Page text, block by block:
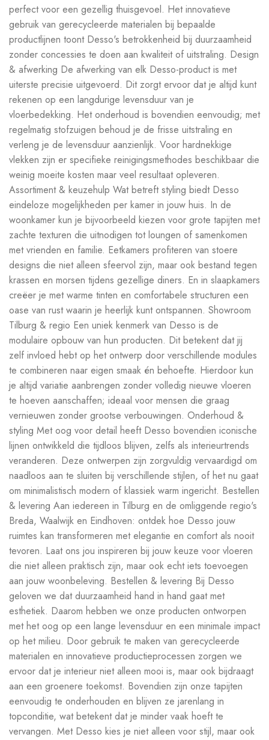
perfect voor een gezellig thuisgevoel. Het innovatieve
gebruik van gerecycleerde materialen bij bepaalde
productlijnen toont Desso's betrokkenheid bij duurzaamheid
zonder concessies te doen aan kwaliteit of uitstraling. Design
& afwerking De afwerking van elk Desso-product is met
uiterste precisie uitgevoerd. Dit zorgt ervoor dat je altijd kunt
rekenen op een langdurige levensduur van je
vloerbedekking. Het onderhoud is bovendien eenvoudig; met
regelmatig stofzuigen behoud je de frisse uitstraling en
verleng je de levensduur aanzienlijk. Voor hardnekkige
vlekken zijn er specifieke reinigingsmethodes beschikbaar die
weinig moeite kosten maar veel resultaat opleveren.
Assortiment & keuzehulp Wat betreft styling biedt Desso
eindeloze mogelijkheden per kamer in jouw huis. In de
woonkamer kun je bijvoorbeeld kiezen voor grote tapijten met
zachte texturen die uitnodigen tot loungen of samenkomen
met vrienden en familie. Eetkamers profiteren van stoere
designs die niet alleen sfeervol zijn, maar ook bestand tegen
krassen en morsen tijdens gezellige diners. En in slaapkamers
creëer je met warme tinten en comfortabele structuren een
oase van rust waarin je heerlijk kunt ontspannen. Showroom
Tilburg & regio Een uniek kenmerk van Desso is de
modulaire opbouw van hun producten. Dit betekent dat jij
zelf invloed hebt op het ontwerp door verschillende modules
te combineren naar eigen smaak én behoefte. Hierdoor kun
je altijd variatie aanbrengen zonder volledig nieuwe vloeren
te hoeven aanschaffen; ideaal voor mensen die graag
vernieuwen zonder grootse verbouwingen. Onderhoud &
styling Met oog voor detail heeft Desso bovendien iconische
lijnen ontwikkeld die tijdloos blijven, zelfs als interieurtrends
veranderen. Deze ontwerpen zijn zorgvuldig vervaardigd om
naadloos aan te sluiten bij verschillende stijlen, of het nu gaat
om minimalistisch modern of klassiek warm ingericht. Bestellen
& levering Aan iedereen in Tilburg en de omliggende regio's
Breda, Waalwijk en Eindhoven: ontdek hoe Desso jouw
ruimtes kan transformeren met elegantie en comfort als nooit
tevoren. Laat ons jou inspireren bij jouw keuze voor vloeren
die niet alleen praktisch zijn, maar ook echt iets toevoegen
aan jouw woonbeleving. Bestellen & levering Bij Desso
geloven we dat duurzaamheid hand in hand gaat met
esthetiek. Daarom hebben we onze producten ontworpen
met het oog op een lange levensduur en een minimale impact
op het milieu. Door gebruik te maken van gerecycleerde
materialen en innovatieve productieprocessen zorgen we
ervoor dat je interieur niet alleen mooi is, maar ook bijdraagt
aan een groenere toekomst. Bovendien zijn onze tapijten
eenvoudig te onderhouden en blijven ze jarenlang in
topconditie, wat betekent dat je minder vaak hoeft te
vervangen. Met Desso kies je niet alleen voor stijl, maar ook